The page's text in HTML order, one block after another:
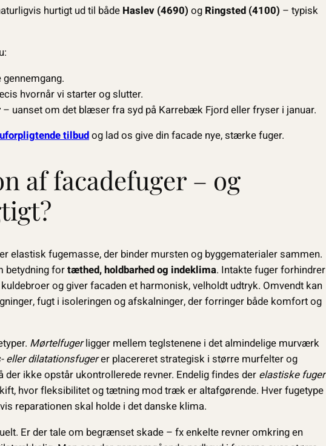
hurtigt ud til bådeHaslev (4690) og Ringsted (4100) – typisk
hvornår vi starter og slutter.
– uanset om det blæser fra syd på Karrebæk Fjord eller fryser i januar.
tilbudog lad os give din facade nye, stærke fuger.
af facadefuger – og
elastisk fuge­masse, der binder mursten og byggematerialer sammen.
betydning fortæthed, holdbarhed og indeklima. Intakte fuger forhindrer
og giver facaden et harmonisk, velholdt udtryk. Omvendt kan
fugt i isoleringen og afskalninger, der forringer både komfort og
Mørtelfugerligger mellem teglstenene i det almindelige murværk
eller dilatationsfugerer placereret strategisk i større murfelter og
ikke opstår ukontrollerede revner. Endelig findes der elastiske fuger
hvor fleksibilitet og tætning mod træk er altafgørende. Hver fugetype
reparationen skal holde i det danske klima.
Er der tale om begrænset skade – fx enkelte revner omkring en